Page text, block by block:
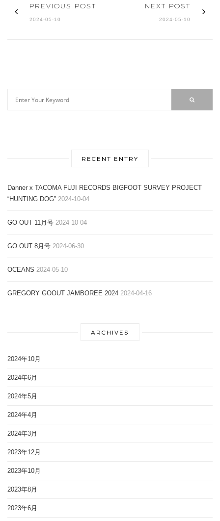
PREVIOUS POST
2024-05-10
NEXT POST
2024-05-10
RECENT ENTRY
Danner x TACOMA FUJI RECORDS BIGFOOT SURVEY PROJECT
“HUNTING DOG” 2024-10-04
GO OUT 11月号 2024-10-04
GO OUT 8月号 2024-06-30
OCEANS 2024-05-10
GREGORY GOOUT JAMBOREE 2024 2024-04-16
ARCHIVES
2024年10月
2024年6月
2024年5月
2024年4月
2024年3月
2023年12月
2023年10月
2023年8月
2023年6月